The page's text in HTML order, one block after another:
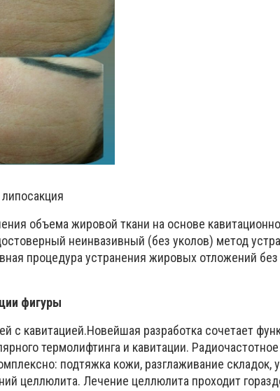
объема жировой ткани на основе
неинвазивный (без уколов) метод
процедура устранения жировых отложений без
фигуры
с кавитацией.Новейшая разработка сочетает
термолифтинга и кавитации.
подтяжка кожи, разглаживание складок,
целлюлита. Лечение целлюлита проходит